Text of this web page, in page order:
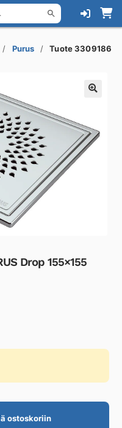
Purus Tuote 3309186
Drop 155×155
ostoskoriin